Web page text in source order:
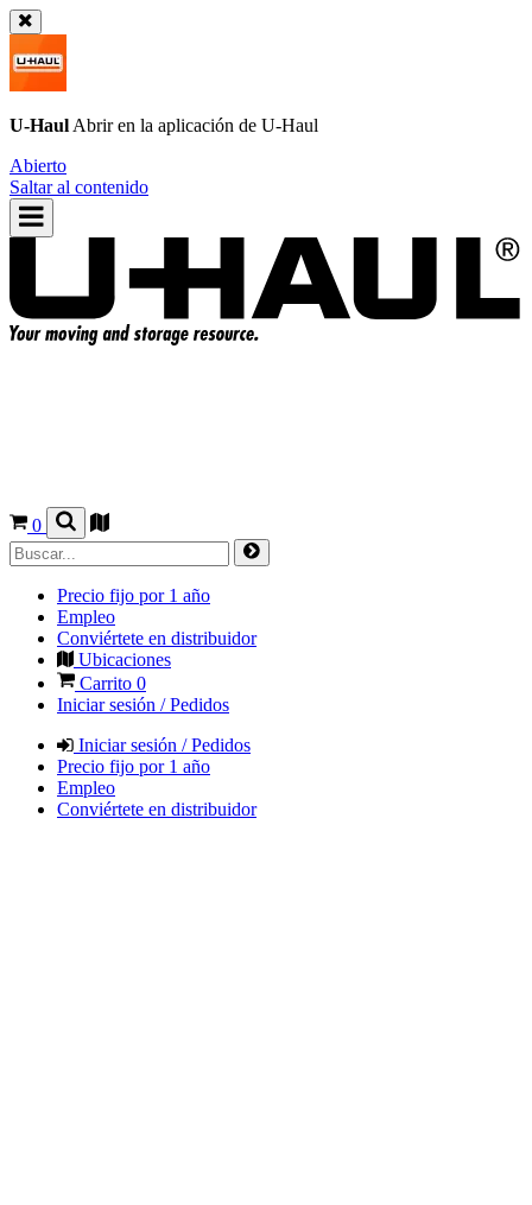
U-Haul Abrir en la aplicación de U-Haul
Abierto
Saltar al contenido
0
Precio fijo por 1 año
Empleo
Conviértete en distribuidor
Ubicaciones
Carrito 0
Iniciar sesión / Pedidos
Iniciar sesión / Pedidos
Precio fijo por 1 año
Empleo
Conviértete en distribuidor